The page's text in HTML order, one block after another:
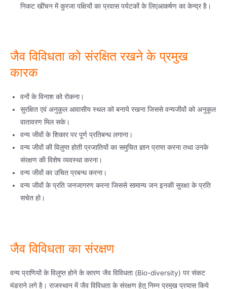
निकट खींचन में कुरजा पक्षियों का प्रवास पर्यटकों के लिएआकर्षण का केन्द्र है।
जैव विविधता को संरक्षित रखने के प्रमुख
कारक
वनों के विनाश को रोकना।
सुरक्षित एवं अनुकूल आवासीय स्थल को बनाये रखना जिससे वन्यजीवों को अनुकूल
वातावरण मिल सके।
वन्य जीवों के शिकार पर पूर्ण प्रतिबन्ध लगाना।
वन्य जीवों की विलुप्त होती प्रजातियों का समुचित ज्ञान प्राप्त करना तथा उनके
संरक्षण की विशेष व्यवस्था करना।
वन्य जीवों का उचित प्रबन्ध करना।
वन्य जीवों के प्रति जनजागरण करना जिससे सामान्य जन इनकी सुरक्षा के प्रति
सचेत हो।
जैव विविधता का संरक्षण
वन्य प्राणियों के विलुप्त होने के कारण जैव विविधता (Bio-diversity) पर संकट
मंडराने लगे है। राजस्थान में जैव विविधता के संरक्षण हेतु निम्न प्रमुख प्रयास किये